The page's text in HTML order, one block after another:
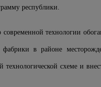
республики.
технологии
фабрики в районе
технологической схеме и